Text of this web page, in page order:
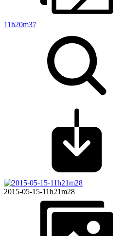
11h20m37
2015-05-15-11h21m28